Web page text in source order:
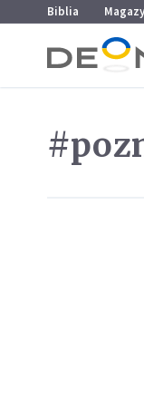
Przejdź do menu
Przejdź do treści
Biblia